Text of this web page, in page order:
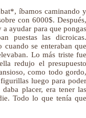
íbamos caminando y
con 6000$. Después,
ayudar para que pongas
puestas las dicroicas.
cuando se enteraban que
Lo más triste fue
redujo el presupuesto
como todo gordo,
luego para poder
placer, era tener las
Todo lo que tenía que